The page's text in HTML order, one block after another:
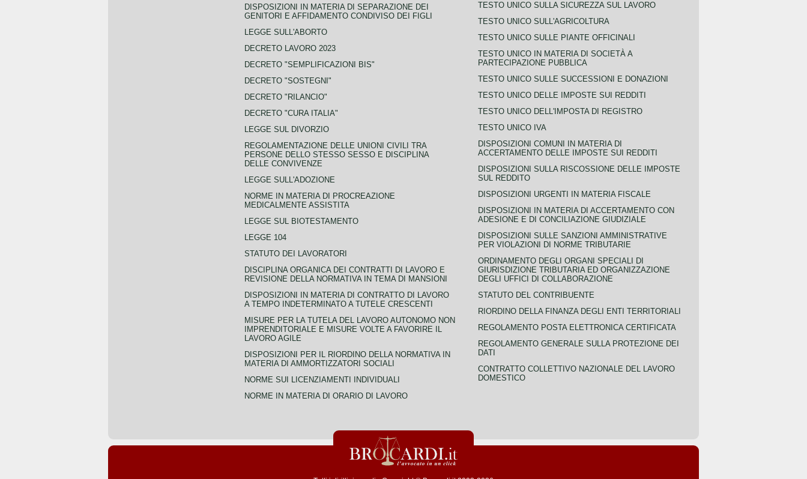
DISPOSIZIONI IN MATERIA DI SEPARAZIONE DEI
GENITORI E AFFIDAMENTO CONDIVISO DEI FIGLI
LEGGE SULL'ABORTO
DECRETO LAVORO 2023
DECRETO "SEMPLIFICAZIONI BIS"
DECRETO "SOSTEGNI"
DECRETO "RILANCIO"
DECRETO "CURA ITALIA"
LEGGE SUL DIVORZIO
REGOLAMENTAZIONE DELLE UNIONI CIVILI TRA
PERSONE DELLO STESSO SESSO E DISCIPLINA
DELLE CONVIVENZE
LEGGE SULL'ADOZIONE
NORME IN MATERIA DI PROCREAZIONE
MEDICALMENTE ASSISTITA
LEGGE SUL BIOTESTAMENTO
LEGGE 104
STATUTO DEI LAVORATORI
DISCIPLINA ORGANICA DEI CONTRATTI DI LAVORO E
REVISIONE DELLA NORMATIVA IN TEMA DI MANSIONI
DISPOSIZIONI IN MATERIA DI CONTRATTO DI LAVORO
A TEMPO INDETERMINATO A TUTELE CRESCENTI
MISURE PER LA TUTELA DEL LAVORO AUTONOMO NON
IMPRENDITORIALE E MISURE VOLTE A FAVORIRE IL
LAVORO AGILE
DISPOSIZIONI PER IL RIORDINO DELLA NORMATIVA IN
MATERIA DI AMMORTIZZATORI SOCIALI
NORME SUI LICENZIAMENTI INDIVIDUALI
NORME IN MATERIA DI ORARIO DI LAVORO
TESTO UNICO SULLA SICUREZZA SUL LAVORO
TESTO UNICO SULL'AGRICOLTURA
TESTO UNICO SULLE PIANTE OFFICINALI
TESTO UNICO IN MATERIA DI SOCIETÀ A
PARTECIPAZIONE PUBBLICA
TESTO UNICO SULLE SUCCESSIONI E DONAZIONI
TESTO UNICO DELLE IMPOSTE SUI REDDITI
TESTO UNICO DELL'IMPOSTA DI REGISTRO
TESTO UNICO IVA
DISPOSIZIONI COMUNI IN MATERIA DI
ACCERTAMENTO DELLE IMPOSTE SUI REDDITI
DISPOSIZIONI SULLA RISCOSSIONE DELLE IMPOSTE
SUL REDDITO
DISPOSIZIONI URGENTI IN MATERIA FISCALE
DISPOSIZIONI IN MATERIA DI ACCERTAMENTO CON
ADESIONE E DI CONCILIAZIONE GIUDIZIALE
DISPOSIZIONI SULLE SANZIONI AMMINISTRATIVE
PER VIOLAZIONI DI NORME TRIBUTARIE
ORDINAMENTO DEGLI ORGANI SPECIALI DI
GIURISDIZIONE TRIBUTARIA ED ORGANIZZAZIONE
DEGLI UFFICI DI COLLABORAZIONE
STATUTO DEL CONTRIBUENTE
RIORDINO DELLA FINANZA DEGLI ENTI TERRITORIALI
REGOLAMENTO POSTA ELETTRONICA CERTIFICATA
REGOLAMENTO GENERALE SULLA PROTEZIONE DEI
DATI
CONTRATTO COLLETTIVO NAZIONALE DEL LAVORO
DOMESTICO